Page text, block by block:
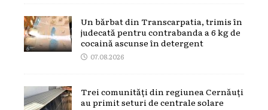
Un bărbat din Transcarpatia, trimis în
judecată pentru contrabanda a 6 kg de
cocaină ascunse în detergent
07.08.2026
Trei comunități din regiunea Cernăuți
au primit seturi de centrale solare